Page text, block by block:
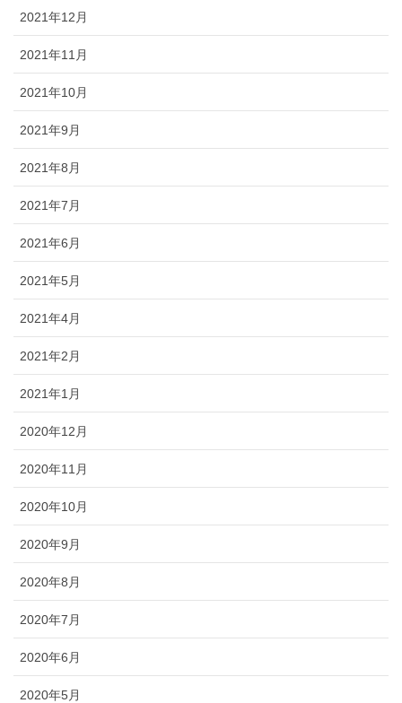
2021年12月
2021年11月
2021年10月
2021年9月
2021年8月
2021年7月
2021年6月
2021年5月
2021年4月
2021年2月
2021年1月
2020年12月
2020年11月
2020年10月
2020年9月
2020年8月
2020年7月
2020年6月
2020年5月